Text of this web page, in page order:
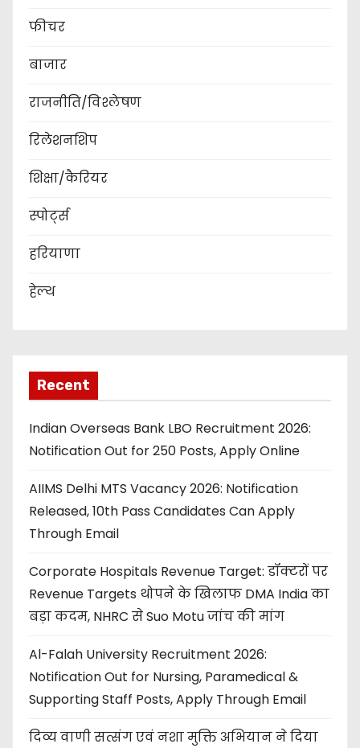
फीचर
बाजार
राजनीति/विश्लेषण
रिलेशनशिप
शिक्षा/कैरियर
स्पोर्ट्स
हरियाणा
हेल्थ
Recent
Indian Overseas Bank LBO Recruitment 2026:
Notification Out for 250 Posts, Apply Online
AIIMS Delhi MTS Vacancy 2026: Notification
Released, 10th Pass Candidates Can Apply
Through Email
Corporate Hospitals Revenue Target: डॉक्टरों पर
Revenue Targets थोपने के खिलाफ DMA India का
बड़ा कदम, NHRC से Suo Motu जांच की मांग
Al-Falah University Recruitment 2026:
Notification Out for Nursing, Paramedical &
Supporting Staff Posts, Apply Through Email
दिव्य वाणी सत्संग एवं नशा मुक्ति अभियान ने दिया